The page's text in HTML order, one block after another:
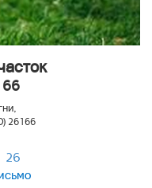
26166
26